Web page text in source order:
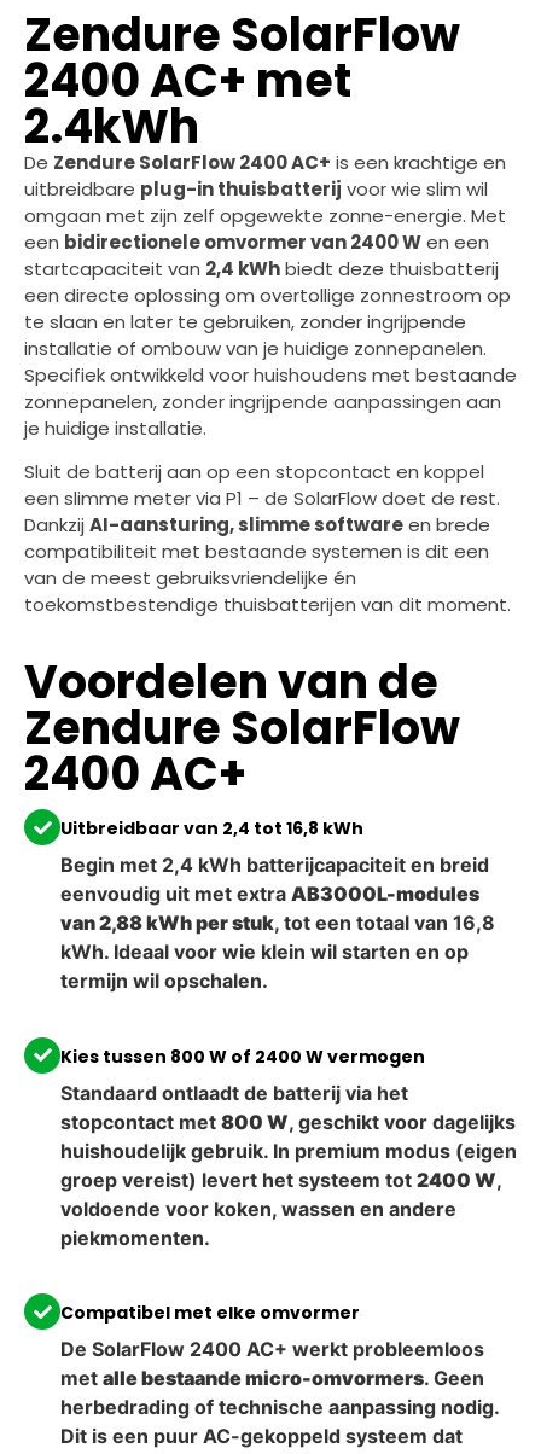
Zendure SolarFlow
2400 AC+ met
2.4kWh
De Zendure SolarFlow 2400 AC+ is een krachtige en
uitbreidbare plug-in thuisbatterij voor wie slim wil
omgaan met zijn zelf opgewekte zonne-energie. Met
een bidirectionele omvormer van 2400 Wen een
startcapaciteit van 2,4 kWhbiedt deze thuisbatterij
een directe oplossing om overtollige zonnestroom op
te slaan en later te gebruiken, zonder ingrijpende
installatie of ombouw van je huidige zonnepanelen.
Specifiek ontwikkeld voor huishoudens met bestaande
zonnepanelen, zonder ingrijpende aanpassingen aan
je huidige installatie.
Sluit de batterij aan op een stopcontact en koppel
een slimme meter via P1 – de SolarFlow doet de rest.
Dankzij AI-aansturing, slimme softwareen brede
compatibiliteit met bestaande systemen is dit een
van de meest gebruiksvriendelijke én
toekomstbestendige thuisbatterijen van dit moment.
Voordelen van de
Zendure SolarFlow
2400 AC+
Uitbreidbaar van 2,4 tot 16,8 kWh
Begin met 2,4 kWh batterijcapaciteit en breid
eenvoudig uit met extra AB3000L-modules
van 2,88 kWh per stuk, tot een totaal van 16,8
kWh. Ideaal voor wie klein wil starten en op
termijn wil opschalen.
Kies tussen 800 W of 2400 W vermogen
Standaard ontlaadt de batterij via het
stopcontact met 800 W, geschikt voor dagelijks
huishoudelijk gebruik. In premium modus (eigen
groep vereist) levert het systeem tot 2400 W,
voldoende voor koken, wassen en andere
piekmomenten.
Compatibel met elke omvormer
De SolarFlow 2400 AC+ werkt probleemloos
met alle bestaande micro-omvormers. Geen
herbedrading of technische aanpassing nodig.
Dit is een puur AC-gekoppeld systeem dat